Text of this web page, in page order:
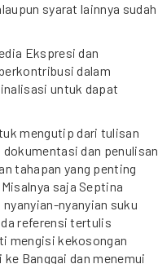
syarat lainnya sudah
Ekspresi dan
dalam
untuk dapat
mengutip dari tulisan
dan penulisan
tahapan yang penting
saja Septina
nyanyian suku
referensi tertulis
mengisi kekosongan
Banggai dan menemui